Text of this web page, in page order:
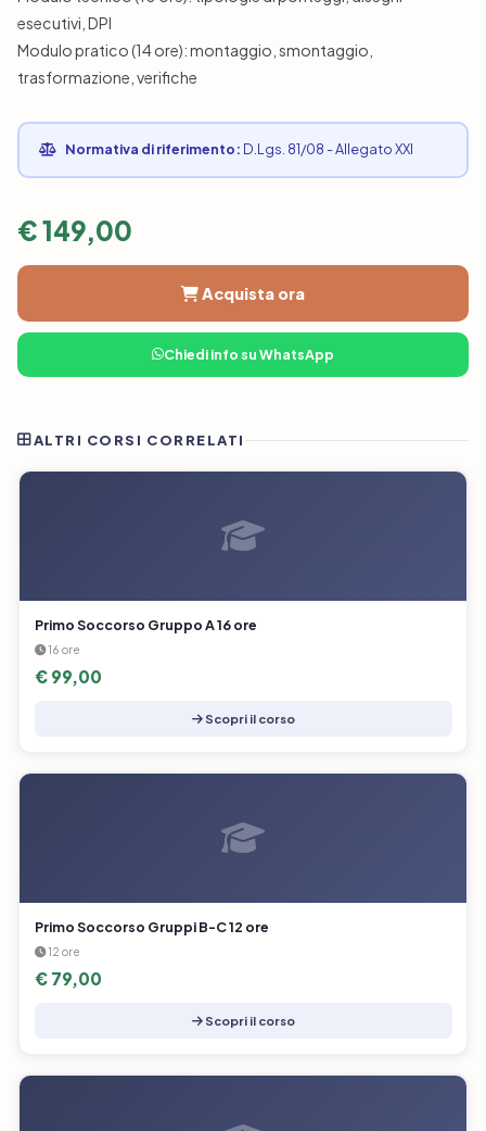
esecutivi, DPI
Modulo pratico (14 ore): montaggio, smontaggio,
trasformazione, verifiche
Normativa di riferimento: D.Lgs. 81/08 - Allegato XXI
€ 149,00
Acquista ora
Chiedi info su WhatsApp
ALTRI CORSI CORRELATI
Primo Soccorso Gruppo A 16 ore
16 ore
€ 99,00
Scopri il corso
Primo Soccorso Gruppi B-C 12 ore
12 ore
€ 79,00
Scopri il corso